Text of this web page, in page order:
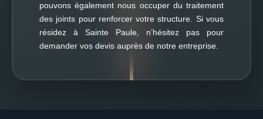
pouvons également nous occuper du traitement
des joints pour renforcer votre structure. Si vous
résidez à Sainte Paule, n’hésitez pas pour
demander vos devis auprès de notre entreprise.